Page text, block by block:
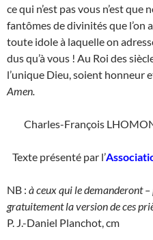
ce qui n’est pas vous n’est
fantômes de divinités que l’on
toute idole à laquelle on
dus qu’à vous ! Au Roi des
l’unique Dieu, soient honneur
Amen.
Charles-François
Texte présenté par l’
NB : à ceux qui le demanderont
gratuitement la version de ces
P. J.-Daniel Planchot, cm